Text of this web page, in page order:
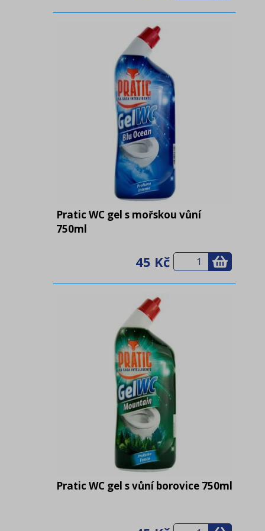
Pratic WC gel s mořskou vůní
750ml
45 Kč
Pratic WC gel s vůní borovice 750ml